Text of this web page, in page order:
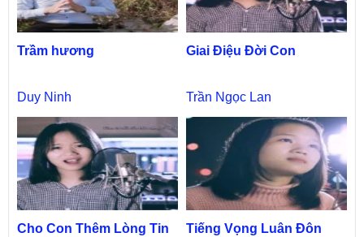
Trầm hương
Duy Ninh
Giai Điệu Đời Con
Trần Ngọc Lan
Cho Con Thêm Lòng Tin Tiếng Vọng Luân Đôn